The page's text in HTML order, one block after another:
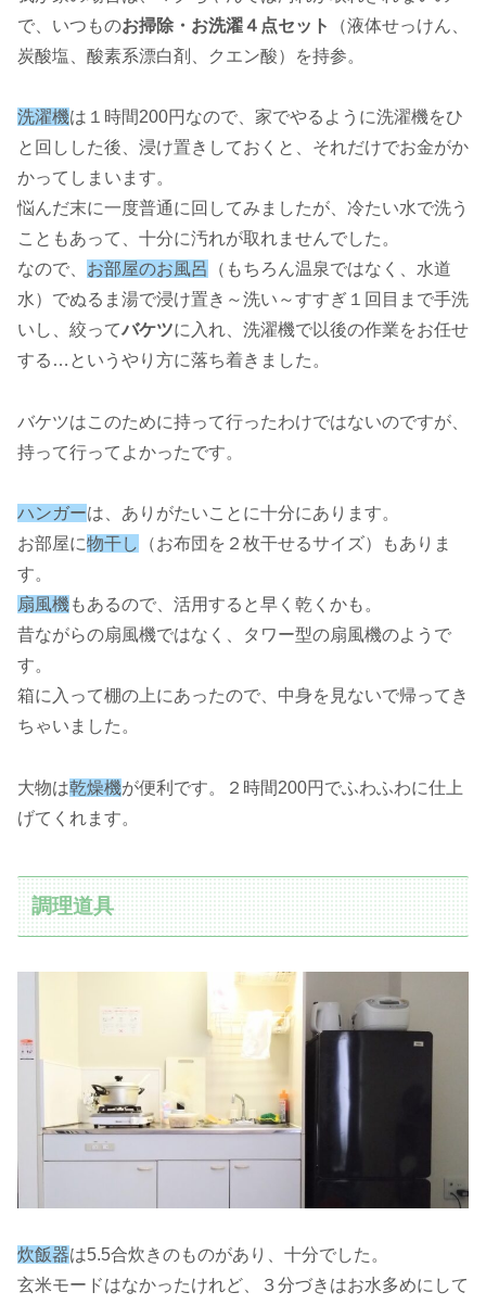
で、いつものお掃除・お洗濯４点セット
（液体せっけん、
炭酸塩、酸素系漂白剤、クエン酸）を持参。
洗濯機は１時間200円なので、家でやるように洗濯機をひ
と回しした後、浸け置きしておくと、それだけでお金がか
かってしまいます。
悩んだ末に一度普通に回してみましたが、冷たい水で洗う
こともあって、十分に汚れが取れませんでした。
なので、 お部屋のお風呂
（もちろん温泉ではなく、水道
水）でぬるま湯で浸け置き～洗い～すすぎ１回目まで手洗
いし、絞ってバケツに入れ、洗濯機で以後の作業をお任せ
する…というやり方に落ち着きました。
バケツはこのために持って行ったわけではないのですが、
持って行ってよかったです。
ハンガーは、ありがたいことに十分にあります。
お部屋に物干し
（お布団を２枚干せるサイズ）もありま
す。
扇風機もあるので、活用すると早く乾くかも。
昔ながらの扇風機ではなく、タワー型の扇風機のようで
す。
箱に入って棚の上にあったので、中身を見ないで帰ってき
ちゃいました。
大物は乾燥機が便利です。２時間200円でふわふわに仕上
げてくれます。
調理道具
炊飯器は5.5合炊きのものがあり、十分でした。
玄米モードはなかったけれど、３分づきはお水多めにして